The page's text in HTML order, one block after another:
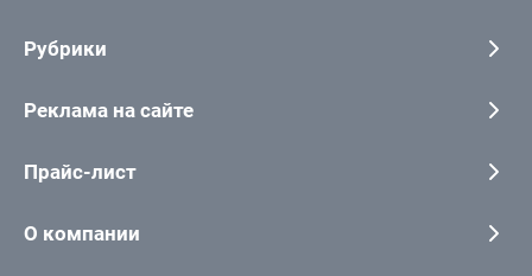
Рубрики
Реклама на сайте
Прайс-лист
О компании